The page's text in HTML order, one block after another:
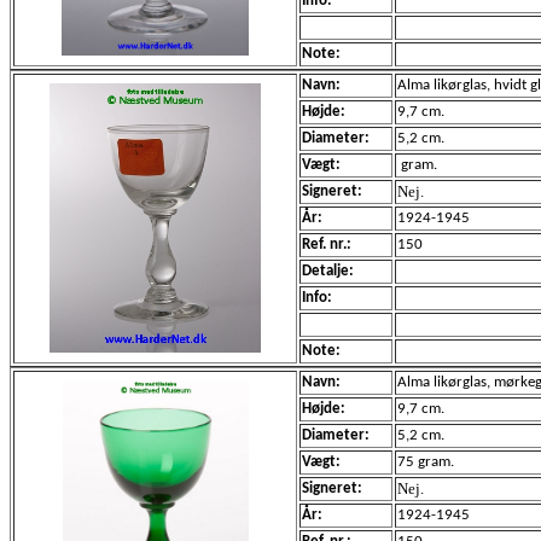
Note:
Navn:
Alma likørglas, hvidt
Højde:
9,7 cm.
Diameter:
5,2 cm.
Vægt:
gram.
Signeret:
Nej.
År:
1924-1945
Ref. nr.:
150
Detalje:
Info:
Note:
Navn:
Alma likørglas,
Højde:
9,7 cm.
Diameter:
5,2 cm.
Vægt:
75 gram.
Signeret:
Nej.
År:
1924-1945